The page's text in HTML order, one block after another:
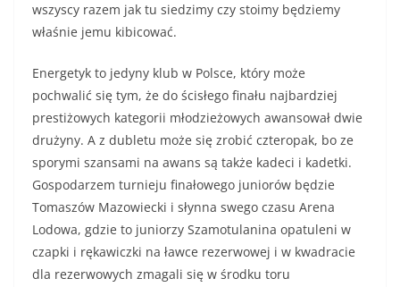
wszyscy razem jak tu siedzimy czy stoimy będziemy
właśnie jemu kibicować.
Energetyk to jedyny klub w Polsce, który może
pochwalić się tym, że do ścisłego finału najbardziej
prestiżowych kategorii młodzieżowych awansował dwie
drużyny. A z dubletu może się zrobić czteropak, bo ze
sporymi szansami na awans są także kadeci i kadetki.
Gospodarzem turnieju finałowego juniorów będzie
Tomaszów Mazowiecki i słynna swego czasu Arena
Lodowa, gdzie to juniorzy Szamotulanina opatuleni w
czapki i rękawiczki na ławce rezerwowej i w kwadracie
dla rezerwowych zmagali się w środku toru